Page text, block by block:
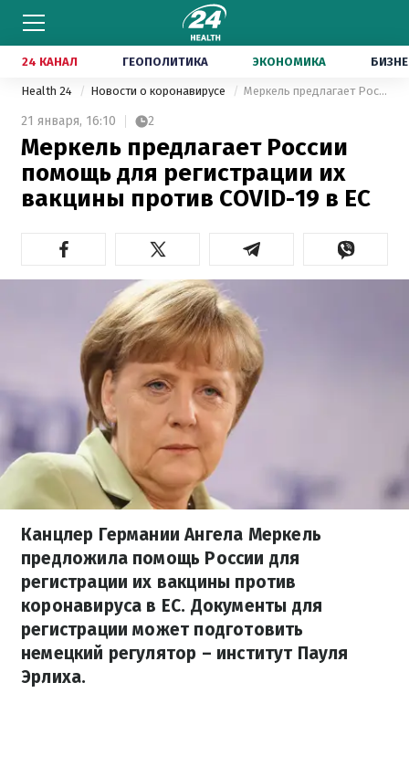
24 КАНАЛ ГЕОПОЛИТИКА ЭКОНОМИКА
Health 24 Новости о коронавирусе Меркель предлагает России помощь для регистрации их вакцины против COVID-19 в ЕС
21 января, 16:10 2
Меркель предлагает России
помощь для регистрации их
вакцины против COVID-19 в ЕС
Канцлер Германии Ангела Меркель
предложила помощь России для
регистрации их вакцины против
коронавируса в ЕС. Документы для
регистрации может подготовить
немецкий регулятор – институт Пауля
Эрлиха.